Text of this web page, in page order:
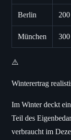
Berlin 200
München 300
⚠️
Winterertrag
Im Winter deckt
Teil des
verbraucht im